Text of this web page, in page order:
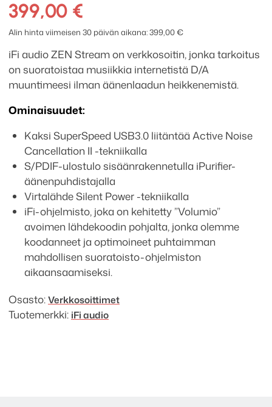
Stream
verkkosoitin
määrä
399,00 €
Alin hinta viimeisen 30 päivän aikana:399,00€
iFi audio ZEN Stream on verkkosoitin, jonka tarkoitus
on suoratoistaa musiikkia internetistä D/A
muuntimeesi ilman äänenlaadun heikkenemistä.
Ominaisuudet:
Kaksi SuperSpeed USB3.0 liitäntää Active Noise
Cancellation II -tekniikalla
S/PDIF-ulostulo sisäänrakennetulla iPurifier-
äänenpuhdistajalla
Virtalähde Silent Power -tekniikalla
iFi-ohjelmisto, joka on kehitetty ”Volumio”
avoimen lähdekoodin pohjalta, jonka olemme
koodanneet ja optimoineet puhtaimman
mahdollisen suoratoisto-ohjelmiston
aikaansaamiseksi.
Osasto:Verkkosoittimet
Tuotemerkki: iFi audio